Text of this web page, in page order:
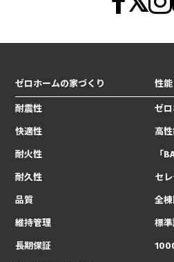
ゼロホームの家づくり
耐震性
快適性
耐火性
耐久性
品質
維持管理
長期保証
性
ゼロ
高性
「
セ
全
標